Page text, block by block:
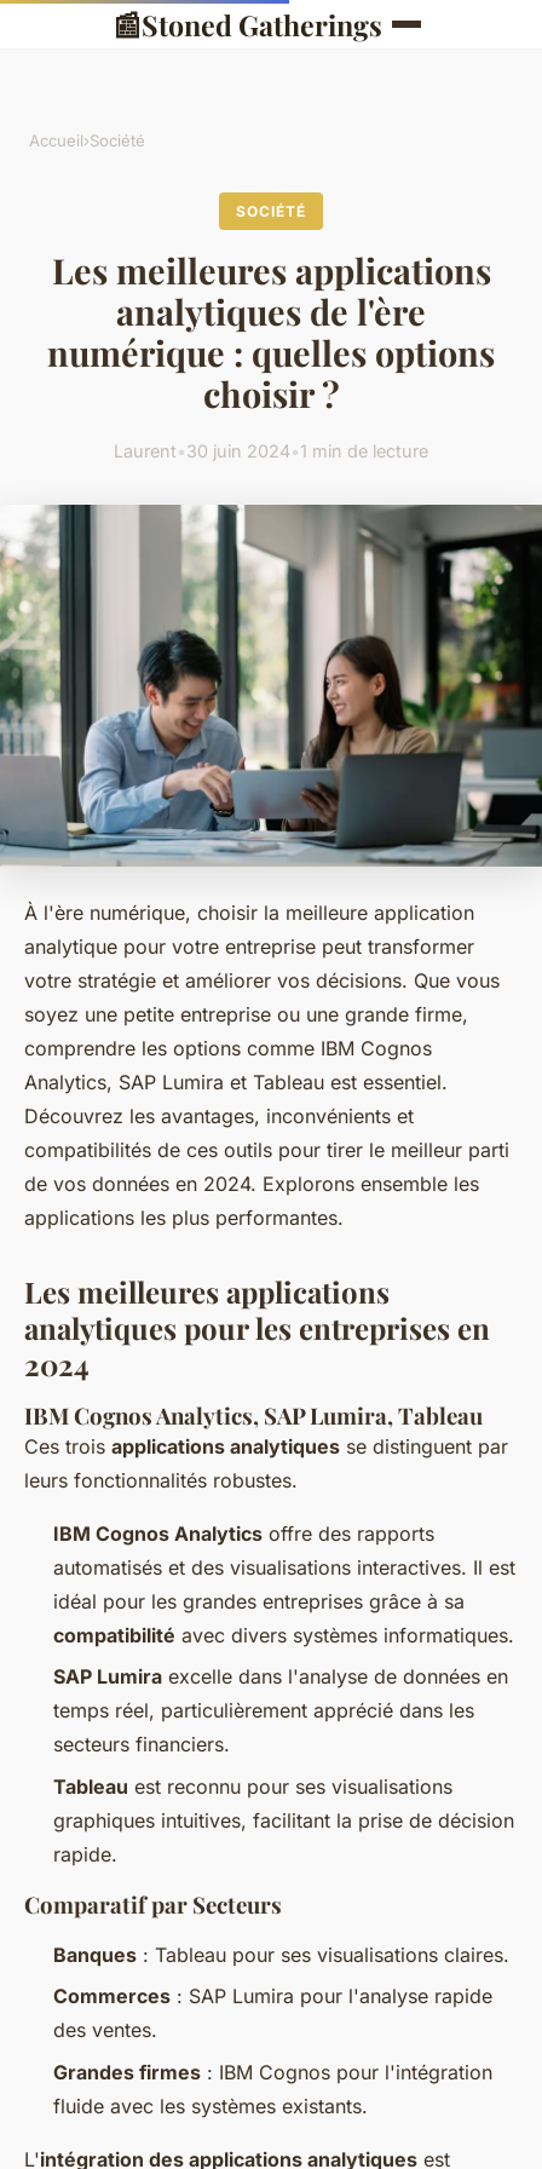
📰Stoned Gatherings
Accueil›Société
SOCIÉTÉ
Les meilleures applications
analytiques de l'ère
numérique : quelles options
choisir ?
Laurent•30 juin 2024•1 min de lecture
À l'ère numérique, choisir la meilleure application
analytique pour votre entreprise peut transformer
votre stratégie et améliorer vos décisions. Que vous
soyez une petite entreprise ou une grande firme,
comprendre les options comme IBM Cognos
Analytics, SAP Lumira et Tableau est essentiel.
Découvrez les avantages, inconvénients et
compatibilités de ces outils pour tirer le meilleur parti
de vos données en 2024. Explorons ensemble les
applications les plus performantes.
Les meilleures applications
analytiques pour les entreprises en
2024
IBM Cognos Analytics, SAP Lumira, Tableau
Ces trois applications analytiques se distinguent par
leurs fonctionnalités robustes.
IBM Cognos Analytics offre des rapports
automatisés et des visualisations interactives. Il est
idéal pour les grandes entreprises grâce à sa
compatibilité avec divers systèmes informatiques.
SAP Lumira excelle dans l'analyse de données en
temps réel, particulièrement apprécié dans les
secteurs financiers.
Tableau est reconnu pour ses visualisations
graphiques intuitives, facilitant la prise de décision
rapide.
Comparatif par Secteurs
Banques : Tableau pour ses visualisations claires.
Commerces : SAP Lumira pour l'analyse rapide
des ventes.
Grandes firmes : IBM Cognos pour l'intégration
fluide avec les systèmes existants.
L'intégration des applications analytiques est